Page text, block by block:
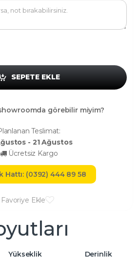
SEPETE EKLE
görebilir miyim?
Teslimat:
- 21 Ağustos
Ücretsiz Kargo
Hattı: (0392) 444 89 58
Favoriye Ekle
Yükseklik
Derinlik